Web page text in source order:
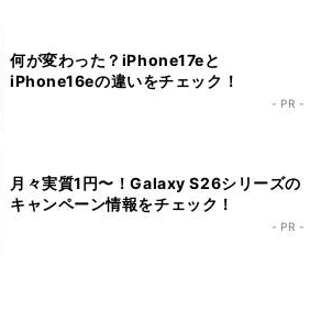
何が変わった？iPhone17eと
iPhone16eの違いをチェック！
- PR -
月々実質1円〜！Galaxy S26シリーズの
キャンペーン情報をチェック！
- PR -